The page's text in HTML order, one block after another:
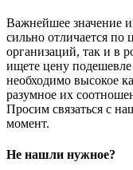
Важнейшее значение
сильно отличается по
организаций, так и в
ищете цену
необходимо высокое
разумное их
Просим связаться с
момент.
Не нашли нужное?